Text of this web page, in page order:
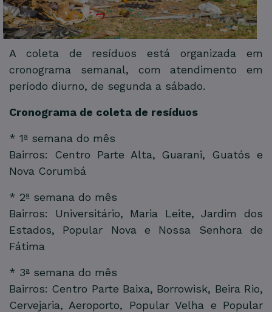
A coleta de resíduos está organizada em
cronograma semanal, com atendimento em
período diurno, de segunda a sábado.
Cronograma de coleta de resíduos
* 1ª semana do mês
Bairros: Centro Parte Alta, Guarani, Guatós e
Nova Corumbá
* 2ª semana do mês
Bairros: Universitário, Maria Leite, Jardim dos
Estados, Popular Nova e Nossa Senhora de
Fátima
* 3ª semana do mês
Bairros: Centro Parte Baixa, Borrowisk, Beira Rio,
Cervejaria, Aeroporto, Popular Velha e Popular